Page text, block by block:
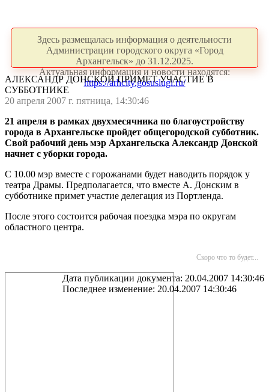
Здесь размещалась информация о деятельности
Администрации городского округа «Город
Архангельск» до 31.12.2025.
Актуальная информация и новости находятся:
https://arhcity.gosuslugi.ru/
АЛЕКСАНДР ДОНСКОЙ ПРИМЕТ УЧАСТИЕ В
СУББОТНИКЕ
20 апреля 2007 г. пятница, 14:30:46
21 апреля в рамках двухмесячника по благоустройству
города в Архангельске пройдет общегородской субботник.
Свой рабочий день мэр Архангельска Александр Донской
начнет с уборки города.
С 10.00 мэр вместе с горожанами будет наводить порядок у
театра Драмы. Предполагается, что вместе А. Донским в
субботнике примет участие делегация из Портленда.
После этого состоится рабочая поездка мэра по округам
областного центра.
Скоро что то будет...
Дата публикации документа: 20.04.2007 14:30:46
Последнее изменение: 20.04.2007 14:30:46